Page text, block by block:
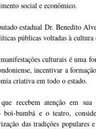
social e econômico.
estadual Dr. Benedito
públicas voltadas à cultura
culturais é uma
incentivar a
criativa em todo o estado.
recebem atenção em sua
bumbá e o teatro,
das tradições populares